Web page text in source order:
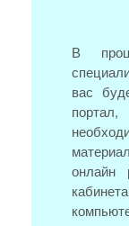
В
вас
онлайн